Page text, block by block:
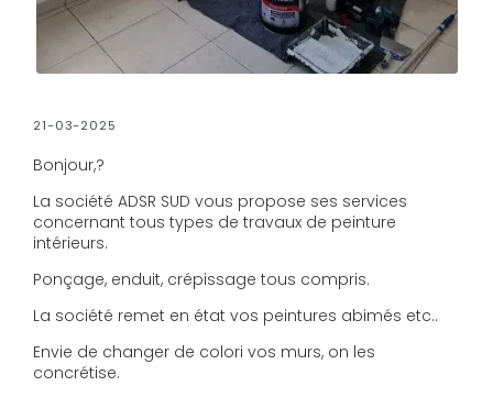
21-03-2025
Bonjour,?
La société ADSR SUD vous propose ses services
concernant tous types de travaux de peinture
intérieurs.
Ponçage, enduit, crépissage tous compris.
La société remet en état vos peintures abimés etc..
Envie de changer de colori vos murs, on les
concrétise.